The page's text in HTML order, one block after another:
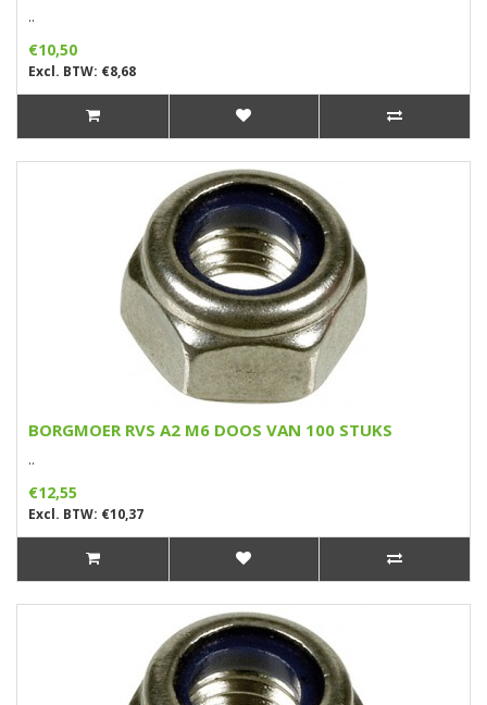
..
€10,50
Excl. BTW: €8,68
BORGMOER RVS A2 M6 DOOS VAN 100 STUKS
..
€12,55
Excl. BTW: €10,37